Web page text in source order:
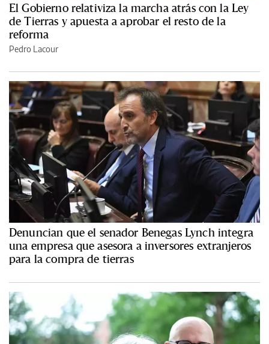
El Gobierno relativiza la marcha atrás con la Ley
de Tierras y apuesta a aprobar el resto de la
reforma
Pedro Lacour
Denuncian que el senador Benegas Lynch integra
una empresa que asesora a inversores extranjeros
para la compra de tierras